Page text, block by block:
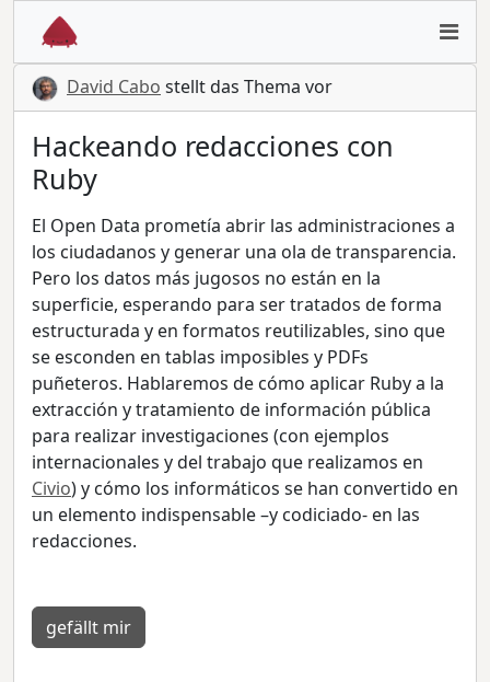
David Cabo stellt das Thema vor
Hackeando redacciones con
Ruby
El Open Data prometía abrir las administraciones a
los ciudadanos y generar una ola de transparencia.
Pero los datos más jugosos no están en la
superficie, esperando para ser tratados de forma
estructurada y en formatos reutilizables, sino que
se esconden en tablas imposibles y PDFs
puñeteros. Hablaremos de cómo aplicar Ruby a la
extracción y tratamiento de información pública
para realizar investigaciones (con ejemplos
internacionales y del trabajo que realizamos en
Civio) y cómo los informáticos se han convertido en
un elemento indispensable –y codiciado- en las
redacciones.
gefällt mir